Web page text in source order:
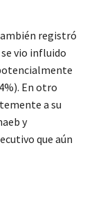
registró
vio influido
En otro
a su
y
que aún